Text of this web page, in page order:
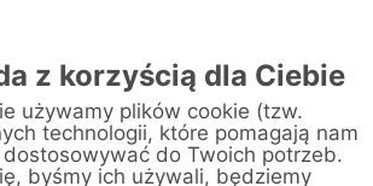
klienta/Centrum Likwidacji Szkód
z korzyścią dla Ciebie
używamy plików cookie (tzw.
technologii, które pomagają nam
do Twoich potrzeb.
byśmy ich używali, będziemy